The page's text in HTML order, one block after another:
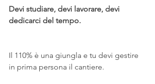
Devi studiare, devi lavorare, devi
dedicarci del tempo.
Il 110% è una giungla e tu devi gestire
in prima persona il cantiere.